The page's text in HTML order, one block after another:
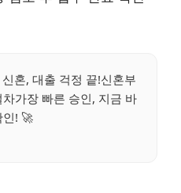
혼, 대출 걱정 끝!신혼부
가장 빠른 승인, 지금 바
인! 🚀